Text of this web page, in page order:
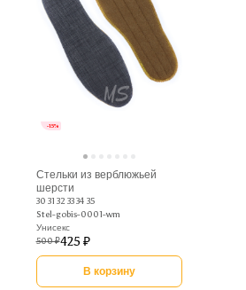
Стельки из верблюжьей
шерсти
30 31 32 33 34 35
Stel-gobis-0001-wm
Унисекс
500 ₽425 ₽
В корзину
-15%